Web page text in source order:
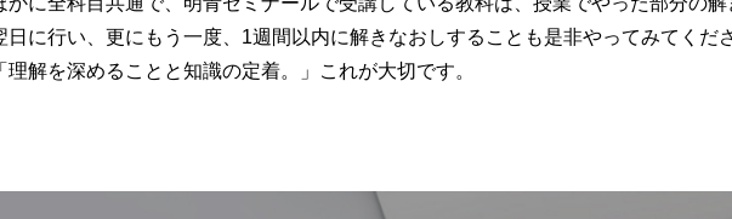
日に行い、更にもう一度、1週間以内に解きなおしすることも是非やってみてくだ
理解を深めることと知識の定着。」これが大切です。